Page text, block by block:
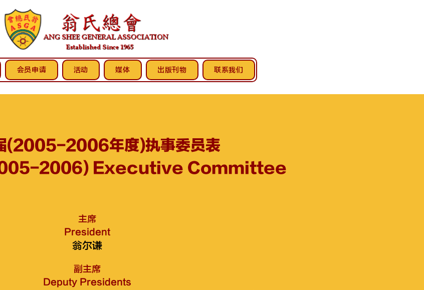
会员申请 活动 媒体 出版刊物 联系我们
(2005-2006年度)执事委员表
2006) Executive Committee
主席
President
翁尔谦
副主席
Deputy Presidents